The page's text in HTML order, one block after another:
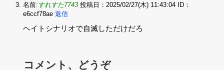
名前: すれすた7743 投稿日：2025/02/27(木) 11:43:04
ID：
e6ccf78ae 返信
ヘイトシナリオで自滅しただけだろ
コメント、どうぞ